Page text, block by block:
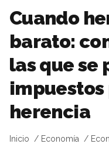
Cuando
barato:
las que se
impuestos
herencia
Inicio Economía